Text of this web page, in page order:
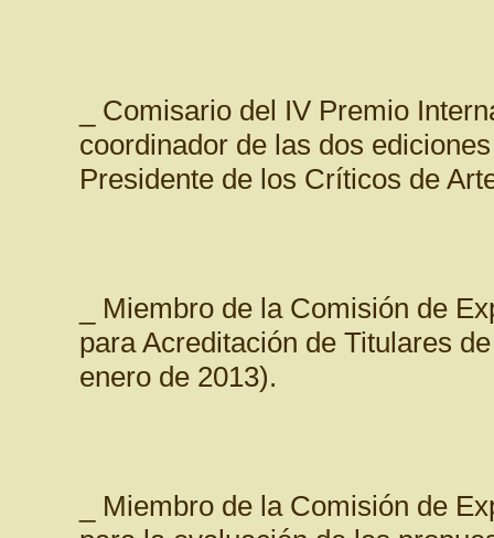
_ Comisario del IV Premio
coordinador de las dos
Presidente de los Críticos de
_ Miembro de la Comisión de
para Acreditación de Titulares
enero de 2013).
_ Miembro de la Comisión de